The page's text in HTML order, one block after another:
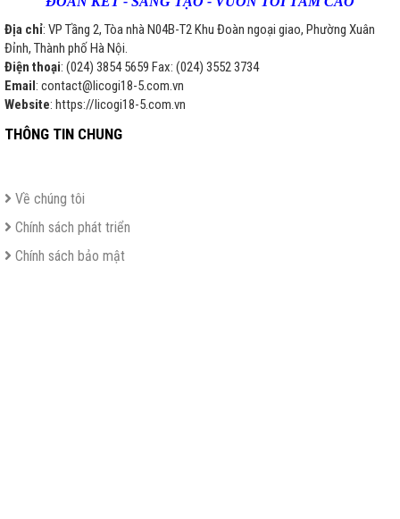
Địa chỉ: VP Tầng 2, Tòa nhà N04B-T2 Khu Đoàn ngoại giao, Phường Xuân
Đỉnh, Thành phố Hà Nội.
Điện thoại: (024) 3854 5659 Fax: (024) 3552 3734
Email: contact@licogi18-5.com.vn
Website: https://licogi18-5.com.vn
THÔNG TIN CHUNG
Về chúng tôi
Chính sách phát triển
Chính sách bảo mật